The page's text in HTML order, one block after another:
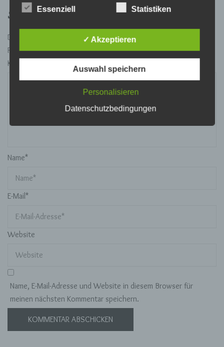
Schreibe einen Kommentar
Deine E-Mail-Adresse wird nicht veröffentlicht.
Felder sind mit*markiert
Kommentar
Name*
E-Mail *
Website
Name, E-Mail-Adresse und Website in diesem Browser für
meinen nächsten Kommentar speichern.
b) betroffene Person
personenbezogene Daten von dem für die
Verarbeitung Verantwortlichen verarbeitet
wie das Erheben, das Erfassen, die
durch Übermittlung, Verbreitung oder eine
oder die Verknüpfung, die Einschränkung, das
Einschränkung der Verarbeitung ist die
Markierung gespeicherter personenbezogener
Daten mit dem Ziel, ihre künftige Verarbeitung
Essenziell Statistiken
✓ Akzeptieren
Auswahl speichern
Personalisieren
Datenschutzbedingungen